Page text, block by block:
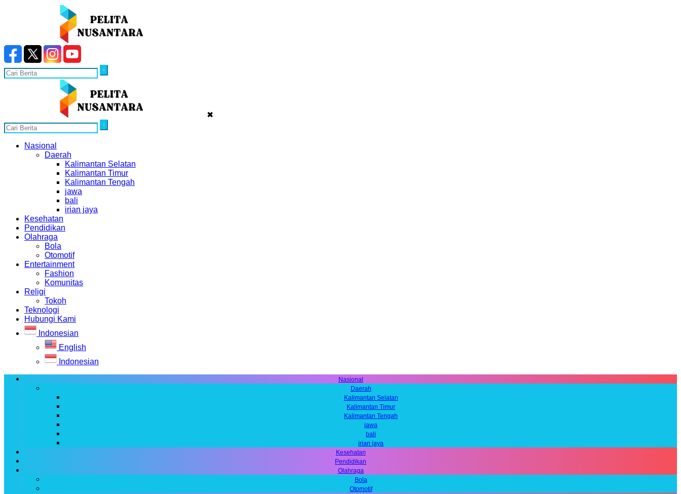
✖
Nasional
Daerah
Kalimantan Selatan
Kalimantan Timur
Kalimantan Tengah
jawa
bali
irian jaya
Kesehatan
Pendidikan
Olahraga
Bola
Otomotif
Entertainment
Fashion
Komunitas
Religi
Tokoh
Teknologi
Hubungi Kami
Indonesian
English
Indonesian
Nasional
Daerah
Kalimantan Selatan
Kalimantan Timur
Kalimantan Tengah
jawa
bali
irian jaya
Kesehatan
Pendidikan
Olahraga
Bola
Otomotif